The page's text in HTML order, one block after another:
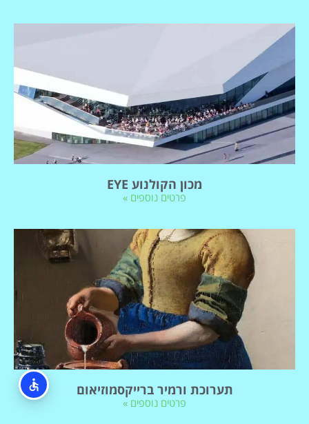
מכון הקולנוע EYE
פרטים נוספים »
תערוכת ורמיר ברייקסמוזיאום
פרטים נוספים »